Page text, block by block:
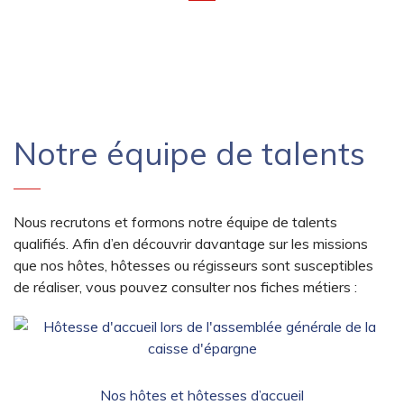
Notre équipe de talents
Nous recrutons et formons notre équipe de talents
qualifiés. Afin d’en découvrir davantage sur les missions
que nos hôtes, hôtesses ou régisseurs sont susceptibles
de réaliser, vous pouvez consulter nos fiches métiers :
Nos hôtes et hôtesses d’accueil